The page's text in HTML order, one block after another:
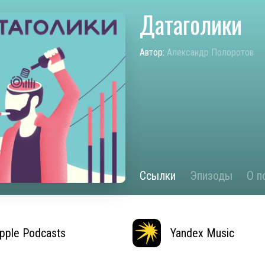
Датаголики
Автор: Александр Полоротов
Ссылки Эпизоды О
Podcasts Yandex Music